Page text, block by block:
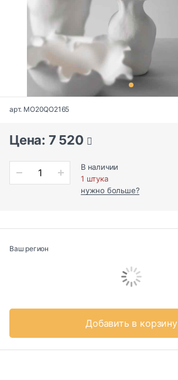
арт. MO20QO2165
Цена: 7 520
В наличии
1 штука
нужно больше?
Ваш регион
Добавить в корзину